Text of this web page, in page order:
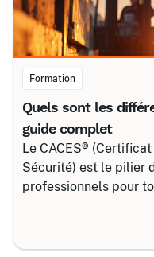
Formation
Quels sont les
guide complet
Le CACES®
Sécurité) est le pilier
professionnels pour
Depuis la réforme de
grandes familles